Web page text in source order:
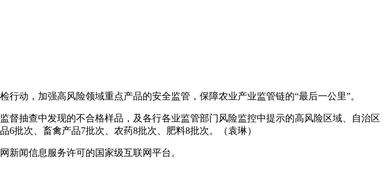
，加强高风险领域重点产品的安全监管，保障农业产业监管链的“最后一公里”。
抽查中发现的不合格样品，及各行各业监管部门风险监控中提示的高风险区域、自治区
批次、畜禽产品7批次、农药8批次、肥料8批次。（袁琳）
闻信息服务许可的国家级互联网平台。